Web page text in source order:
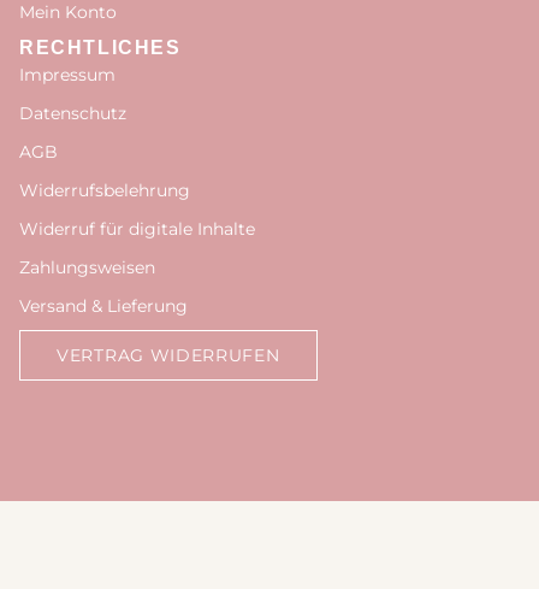
Mein Konto
RECHTLICHES
Impressum
Datenschutz
AGB
Widerrufsbelehrung
Widerruf für digitale Inhalte
Zahlungsweisen
Versand & Lieferung
VERTRAG WIDERRUFEN